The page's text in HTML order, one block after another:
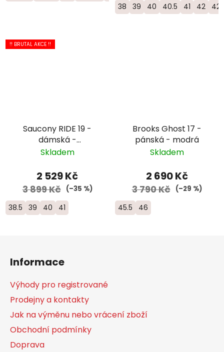
38 39 40 40.5 41 42
!! BRUTAL AKCE !!
Saucony RIDE 19 -
dámská -
oranžová/bílá
Skladem
2 529 Kč
3 899 Kč (–35 %)
38.5 39 40 41
Brooks Ghost 17 -
pánská - modrá
Skladem
2 690 Kč
3 790 Kč (–29 %)
45.5 46
Informace
Výhody pro registrované
Prodejny a kontakty
Jak na výměnu nebo vrácení zboží
Obchodní podmínky
Doprava